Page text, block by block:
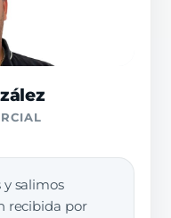
y salimos
recibida por